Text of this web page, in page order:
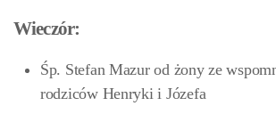
Wieczór:
Śp. Stefan Mazur od żony ze
rodziców Henryki i Józefa